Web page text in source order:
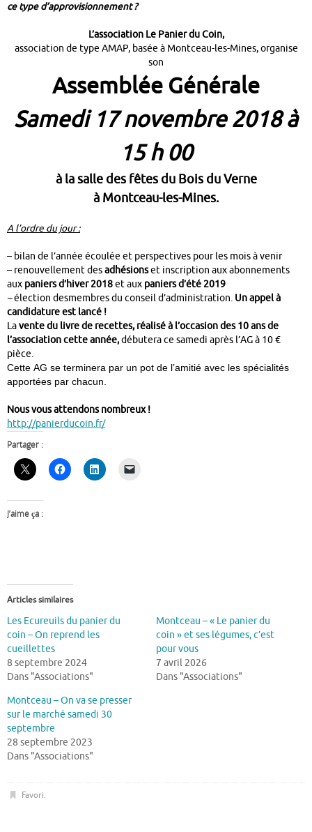
ce type d’approvisionnement ?
L’association Le Panier du Coin,
association de type AMAP, basée à Montceau-les-Mines,organise
son
AssembléeGénérale
Samedi 17 novembre 2018à
15 h 00
à la salle des fêtes du Bois du Verne
à Montceau-les-Mines.
A l’ordre du jour :
– bilan de l’année écoulée et perspectives pour les mois à venir
– renouvellement desadhésionset inscription aux abonnements
aux paniers d’hiver2018et aux paniers d’été 2019
–élection desmembres du conseil d’administration. Un appel à
candidature est lancé !
Lavente du livre de recettes, réalisé à l’occasion des 10 ans de
l’association cette année,débutera ce samedi après l’AG à 10 €
pièce.
Cette AG se terminera par un pot de l’amitié avec les spécialités
apportées par chacun.
Nous vous attendons nombreux !
http://panierducoin.fr/
Partager :
J’aime ça :
Articles similaires
Les Ecureuils du panier du
coin – On reprend les
cueillettes
8 septembre 2024
Dans "Associations"
Montceau – « Le panier du
coin » et ses légumes, c’est
pour vous
7 avril 2026
Dans "Associations"
Montceau – On va se presser
sur le marché samedi 30
septembre
28 septembre 2023
Dans "Associations"
Favori.